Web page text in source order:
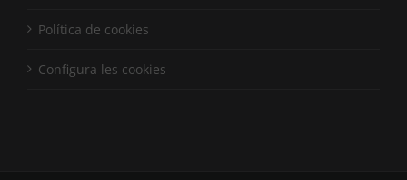
Política de cookies
Configura les cookies